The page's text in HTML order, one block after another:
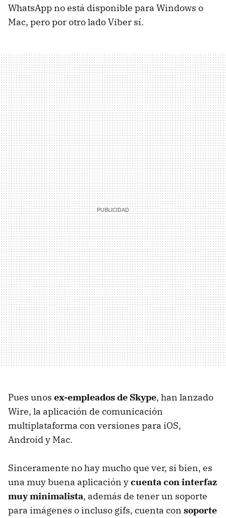
WhatsApp no está disponible para Windows o
Mac, pero por otro lado Viber sí.
Pues unos ex-empleados de Skype, han lanzado
Wire, la aplicación de comunicación
multiplataforma con versiones para iOS,
Android y Mac.
Sinceramente no hay mucho que ver, si bien, es
una muy buena aplicación ycuenta con interfaz
muy minimalista, además de tener un soporte
para imágenes o incluso gifs, cuenta con soporte